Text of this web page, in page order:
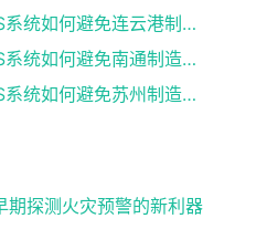
【防患于未然】用EOMS系统如何避免连云港制造厂电气意外
【防患于未然】用EOMS系统如何避免南通制造厂电气意外
【防患于未然】用EOMS系统如何避免苏州制造厂电气意外
探测火灾预警的新利器